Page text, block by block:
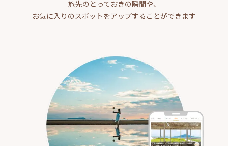
旅先のとっておきの瞬間や、
お気に入りのスポットをアップすることができます